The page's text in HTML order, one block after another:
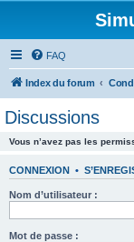
FAQ
Index du forum
Discussions
Vous n’avez pas les
CONNEXION •
Nom d’utilisateur :
Mot de passe :